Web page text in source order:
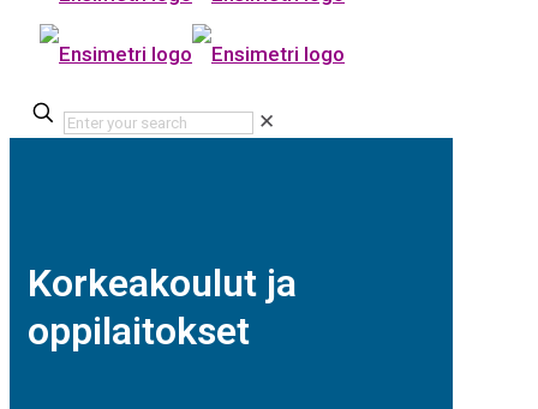
✕
Korkeakoulut ja
oppilaitokset